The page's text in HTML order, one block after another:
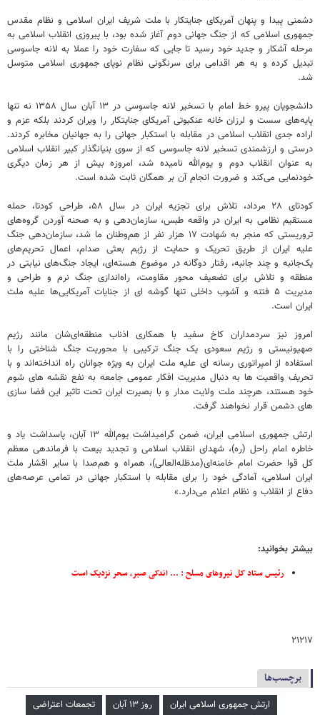
دشمنی پیدا و پنهان آمریکای جنایتکار با ملت شریف ایران اسلامی و نظام مقدس
جمهوری اسلامی که از جنگ جهانی دوم آغاز شده بود، با پیروزی انقلاب اسلامی به
مرحله آشکار و جدید خود رسید تا جایی‌ که سفارت خود را عملا به لانه جاسوسی
تبدیل کرده و به هر اقدامی برای سرنگونی نظام نوپای جمهوری اسلامی متوسل
‌شد.
دانشجویان پیرو خط امام با تسخیر لانه جاسوسی در ۱۳ آبان سال ۱۳۵۸ نه تنها
پایه‌های سست و لرزان خانه عنکبوتی آمریکای جنایتکار را ویران کردند بلکه عزم و
اراده جدی انقلاب اسلامی در مقابله با استکبار جهانی را به جهانیان مخابره کردند.
درستی و ارزشمندی تسخیر لانه جاسوسی که از سوی بنیانگذار کبیر انقلاب اسلامی
به عنوان انقلاب دوم و یوم‌الله نامیده شد، امروزه بیش از هر زمان دیگری
خودنمایی می‌کند و ضرورت انجام آن بر همگان ثابت شده است.
کودتای ۲۸ مرداد، تلاش برای تجزیه ایران در سال ۵۸، طراحی کودتا، حمله
مستقیم نظامی به ایران در واقعه طبس، سازمان‌دهی و به صحنه آوردن گروه‌های
تروریستی که منجر به شهادت ۱۷ هزار نفر از هم‌وطنان ما شد، سازمان‌دهی جنگ
علیه ایران از طریق تحریک و حمایت از رژیم بعثی صدام، اعمال تحریم‌های
یک‌جانبه و چند جانبه، رفتار دوگانه در موضوع هسته‌ای، ایجاد جنگ‌های نیابتی در
منطقه و تلاش برای تضعیف محور مقاومت، راه‌اندازی جنگ نرم و طراحی و
مدیریت ۵ فتنه و آشوب داخلی تنها گوشه‏ ای از جنایات آمریکایی‌ها علیه ملت
ایران است.
امروز نیز سردمداران کاخ سفید با همکاری اذناب منطقه‌ای‌شان مانند رژیم
صهیونیستی و رژیم سعودی یک جنگ ترکیبی با محوریت جنگ شناختی را با
استفاده از امپراتوری رسانه ای علیه ملت ایران به ویژه جوانان راه انداخته‌اند و با
تحریف واقعیت ها به دنبال مدیریت افکار عمومی جامعه به نفع نقشه های شوم
خود هستند، هرچند ملت ولایت مدار و با بصیرت ایران تحت تاثیر این فضا سازی
های دشمن قرار نخواهند گرفت.
ارتش جمهوری اسلامی ایران، ضمن گرامیداشت یوم‌الله ۱۳ آبان، پاسداشت یاد و
خاطره امام راحل (ره)، شهدای انقلاب اسلامی و تجدید بیعت با فرماندهی معظم
کل قوا حضرت امام خامنه‌ای(مدظله‌العالی)، همراه و هم‌صدا با سایر اقشار ملت
ایران اسلامی، آمادگی خود را برای مقابله با استکبار جهانی در تمامی عرصه‌های
دفاع از انقلاب و نظام اعلام می‌دارد.»
بیشتر بخوانید:
رئیس ستاد کل نیروهای مسلح : ... اندکی صبر، سحر نزدیک است
۲۱۲۱۷
برچسب‌ها
ارتش جمهوری اسلامی ایران روز ۱۳ آبان تجمعات اعتراضی